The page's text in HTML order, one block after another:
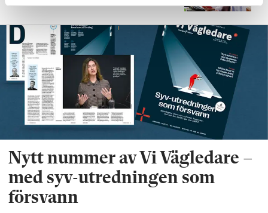
Nytt nummer av Vi Vägledare –
med syv-utredningen som
försvann